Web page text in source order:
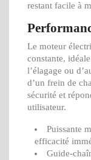
restant facile à
Le moteur
constante,
l’élagage ou
d’un frein de
sécurité et
utilisateur.
Puissante
efficacité
Guide-